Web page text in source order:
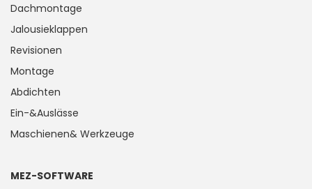
Dachmontage
Jalousieklappen
Revisionen
Montage
Abdichten
Ein-&Auslässe
Maschienen& Werkzeuge
MEZ-SOFTWARE